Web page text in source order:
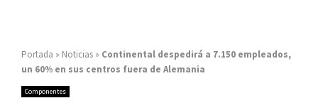
Portada » Noticias » Continental despedirá a 7.150 empleados,
un 60% en sus centros fuera de Alemania
Componentes